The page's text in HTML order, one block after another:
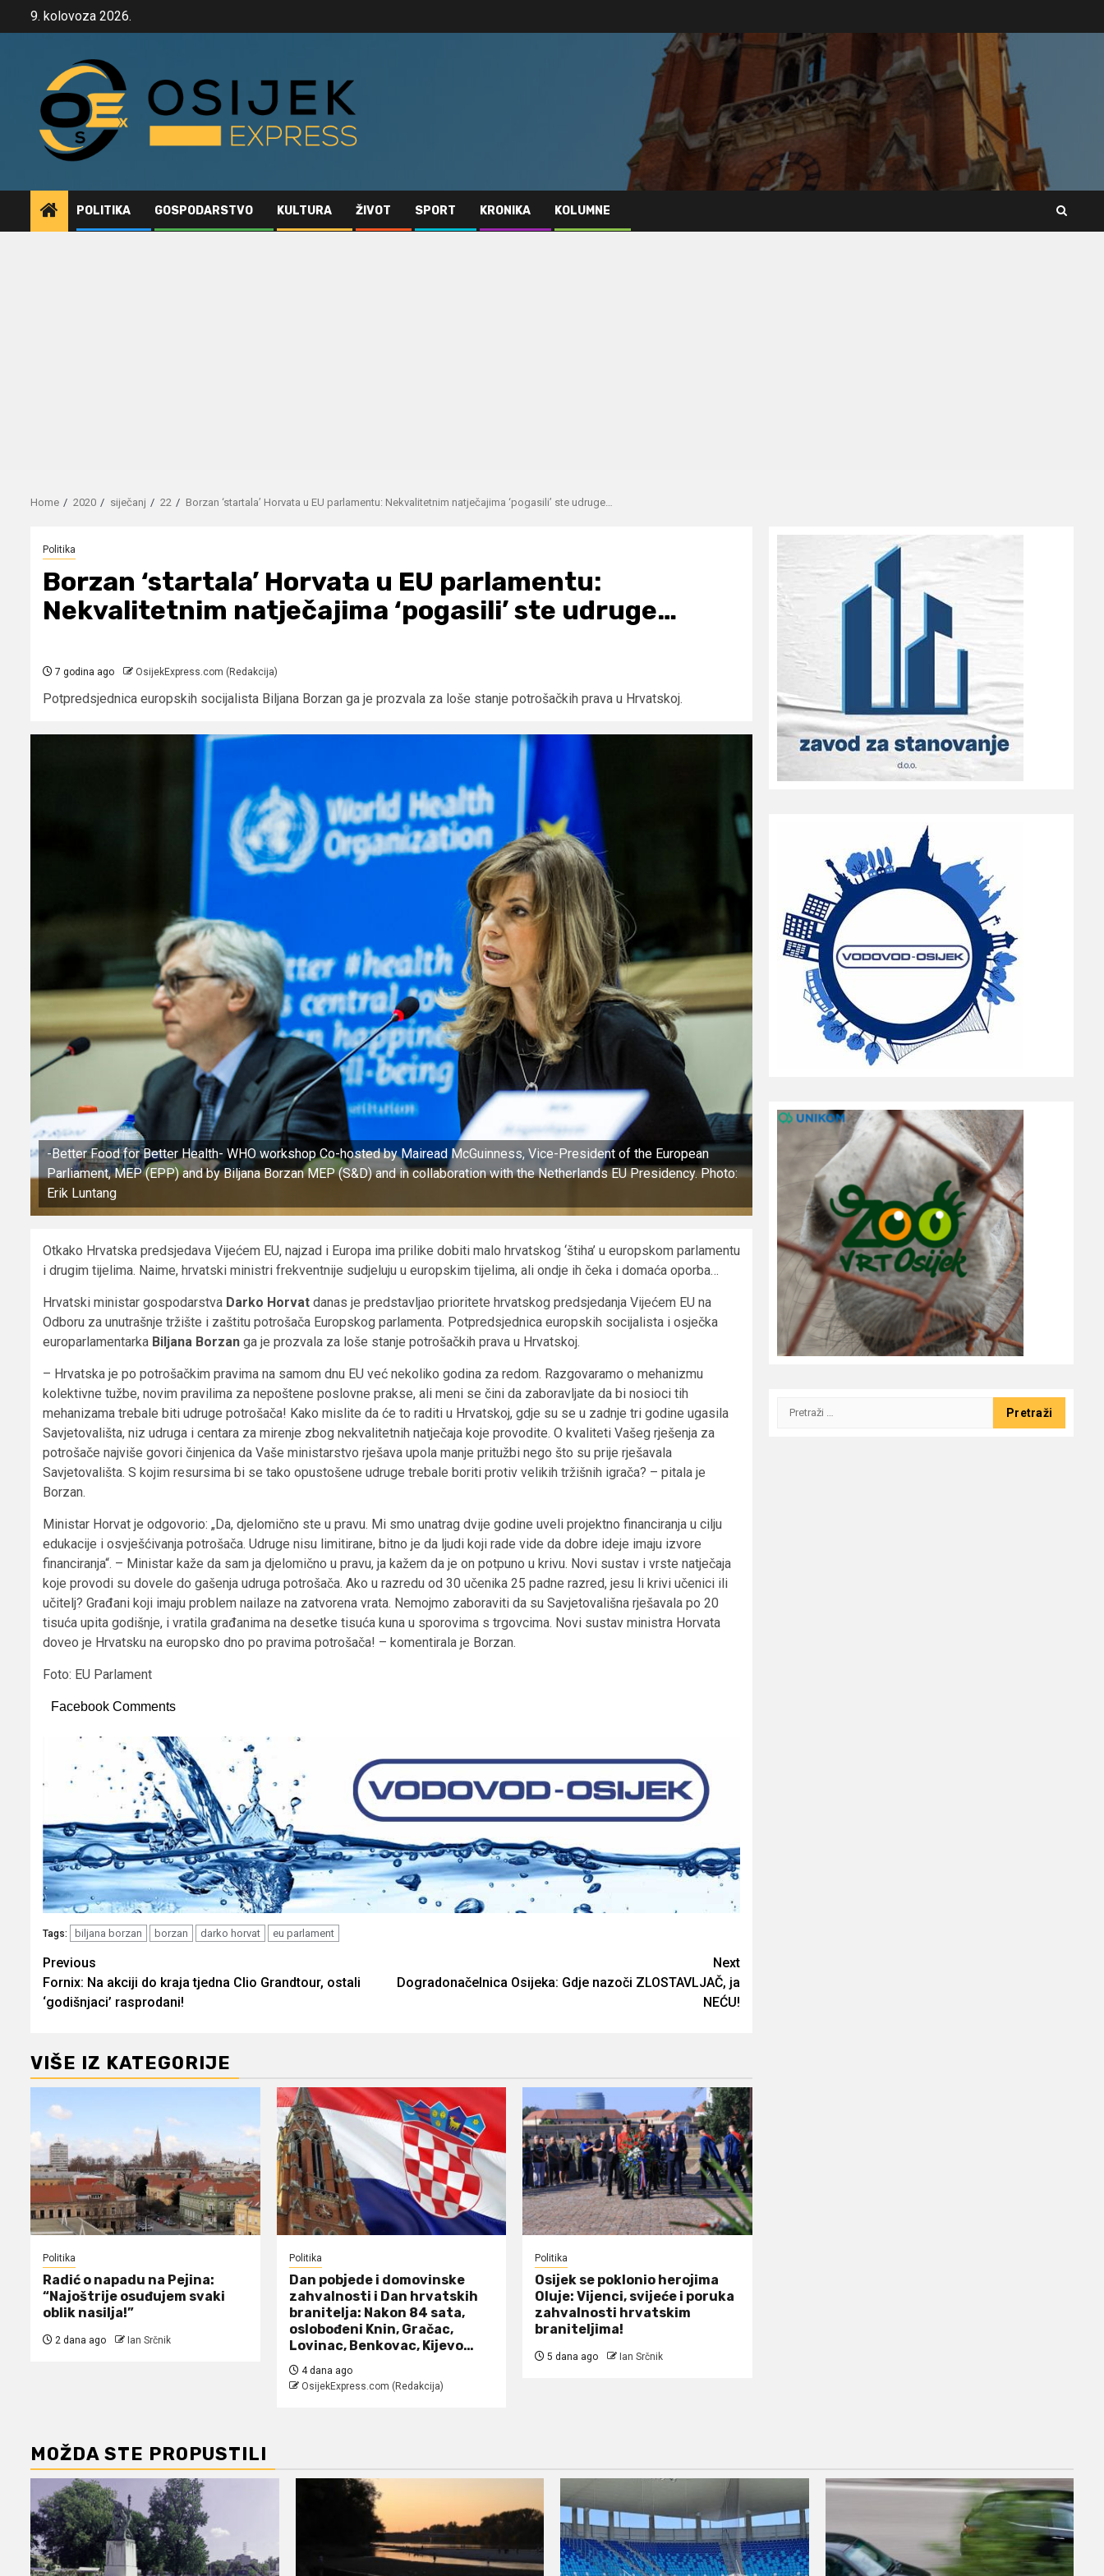
9. kolovoza 2026.
POLITIKA GOSPODARSTVO KULTURA ŽIVOT SPORT KRONIKA KOLUMNE
Home 2020 siječanj 22 Borzan ‘startala’ Horvata u EU parlamentu: Nekvalitetnim natječajima ‘pogasili’ ste udruge…
Politika
Borzan ‘startala’ Horvata u EU parlamentu:
Nekvalitetnim natječajima ‘pogasili’ ste udruge…
7 godina ago OsijekExpress.com (Redakcija)
Potpredsjednica europskih socijalista Biljana Borzan ga je prozvala za loše stanje potrošačkih prava u Hrvatskoj.
-Better Food for Better Health- WHO workshop Co-hosted by Mairead McGuinness, Vice-President of the European
Parliament, MEP (EPP) and by Biljana Borzan MEP (S&D) and in collaboration with the Netherlands EU Presidency. Photo:
Erik Luntang
Otkako Hrvatska predsjedava Vijećem EU, najzad i Europa ima prilike dobiti malo hrvatskog ‘štiha’ u europskom parlamentu
i drugim tijelima. Naime, hrvatski ministri frekventnije sudjeluju u europskim tijelima, ali ondje ih čeka i domaća oporba…
Hrvatski ministar gospodarstva Darko Horvat danas je predstavljao prioritete hrvatskog predsjedanja Vijećem EU na
Odboru za unutrašnje tržište i zaštitu potrošača Europskog parlamenta. Potpredsjednica europskih socijalista i osječka
europarlamentarka Biljana Borzan ga je prozvala za loše stanje potrošačkih prava u Hrvatskoj.
– Hrvatska je po potrošačkim pravima na samom dnu EU već nekoliko godina za redom. Razgovaramo o mehanizmu
kolektivne tužbe, novim pravilima za nepoštene poslovne prakse, ali meni se čini da zaboravljate da bi nosioci tih
mehanizama trebale biti udruge potrošača! Kako mislite da će to raditi u Hrvatskoj, gdje su se u zadnje tri godine ugasila
Savjetovališta, niz udruga i centara za mirenje zbog nekvalitetnih natječaja koje provodite. O kvaliteti Vašeg rješenja za
potrošače najviše govori činjenica da Vaše ministarstvo rješava upola manje pritužbi nego što su prije rješavala
Savjetovališta. S kojim resursima bi se tako opustošene udruge trebale boriti protiv velikih tržišnih igrača? – pitala je
Borzan.
Ministar Horvat je odgovorio: „Da, djelomično ste u pravu. Mi smo unatrag dvije godine uveli projektno financiranja u cilju
edukacije i osvješćivanja potrošača. Udruge nisu limitirane, bitno je da ljudi koji rade vide da dobre ideje imaju izvore
financiranja“. – Ministar kaže da sam ja djelomično u pravu, ja kažem da je on potpuno u krivu. Novi sustav i vrste natječaja
koje provodi su dovele do gašenja udruga potrošača. Ako u razredu od 30 učenika 25 padne razred, jesu li krivi učenici ili
učitelj? Građani koji imaju problem nailaze na zatvorena vrata. Nemojmo zaboraviti da su Savjetovališna rješavala po 20
tisuća upita godišnje, i vratila građanima na desetke tisuća kuna u sporovima s trgovcima. Novi sustav ministra Horvata
doveo je Hrvatsku na europsko dno po pravima potrošača! – komentirala je Borzan.
Foto: EU Parlament
Facebook Comments
Tags: biljana borzan borzan darko horvat eu parlament
Post
navigation
Previous
Fornix: Na akciji do kraja tjedna Clio Grandtour, ostali
‘godišnjaci’ rasprodani!
Next
Dogradonačelnica Osijeka: Gdje nazoči ZLOSTAVLJAČ, ja
NEĆU!
VIŠE IZ KATEGORIJE
Politika
Radić o napadu na Pejina:
“Najoštrije osuđujem svaki
oblik nasilja!”
2 dana ago Ian Srčnik
Politika
Dan pobjede i domovinske
zahvalnosti i Dan hrvatskih
branitelja: Nakon 84 sata,
oslobođeni Knin, Gračac,
Lovinac, Benkovac, Kijevo…
4 dana ago
OsijekExpress.com (Redakcija)
Politika
Osijek se poklonio herojima
Oluje: Vijenci, svijeće i poruka
zahvalnosti hrvatskim
braniteljima!
5 dana ago Ian Srčnik
Pretraži:
MOŽDA STE PROPUSTILI